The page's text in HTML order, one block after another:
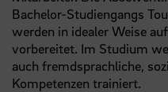
Bachelor-Studiengangs
werden in idealer Weise
vorbereitet. Im Studium
auch fremdsprachliche,
Kompetenzen trainiert.